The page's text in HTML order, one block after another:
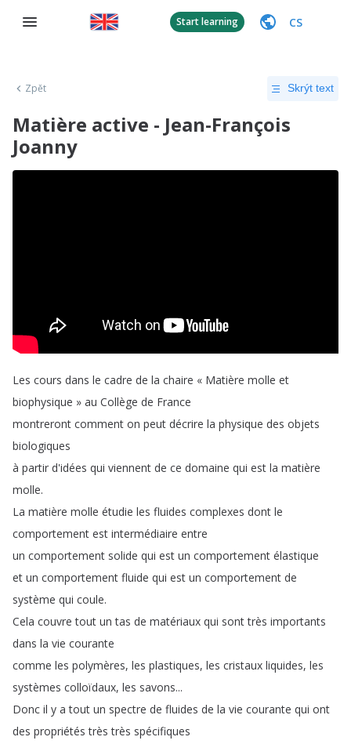
Start learning CS
Zpět Skrýt text
Matière active - Jean-François
Joanny
Les cours dans le cadre de la chaire « Matière molle et
biophysique » au Collège de France
montreront comment on peut décrire la physique des objets
biologiques
à partir d'idées qui viennent de ce domaine qui est la matière
molle.
La matière molle étudie les fluides complexes dont le
comportement est intermédiaire entre
un comportement solide qui est un comportement élastique
et un comportement fluide qui est un comportement de
système qui coule.
Cela couvre tout un tas de matériaux qui sont très importants
dans la vie courante
comme les polymères, les plastiques, les cristaux liquides, les
systèmes colloïdaux, les savons...
Donc il y a tout un spectre de fluides de la vie courante qui ont
des propriétés très très spécifiques